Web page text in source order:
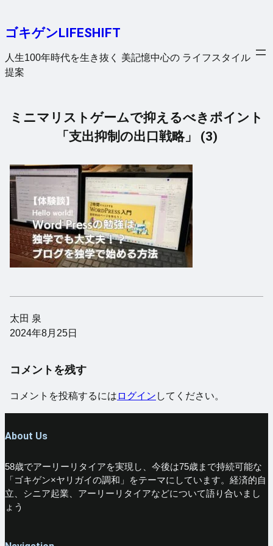
を
ス
キ
ゴキゲンLIFESHIFT
人生100年時代を生き抜く 美記憶中心の ライフスタイル
提案
ミニマリストゲームで抑えるべきポイント
「支出抑制の出口戦略」 (3)
太田 泉
2024年8月25日
コメントを残す
コメントを投稿するには ログイン してください。
About Us
58歳でアーリーリタイアを実現し、今後は75歳まで持続可能な
「ゴキゲン×ヤリガイの調和」をテーマにしています。経済的自
立、シニア起業、アーリーリタイアなどについて語り合いまし
ょう